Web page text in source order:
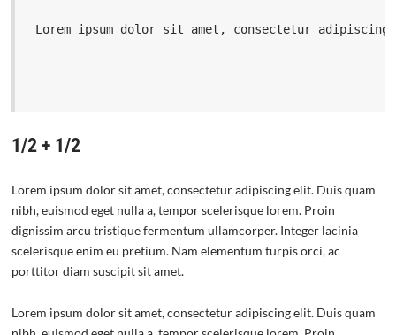
Lorem ipsum dolor sit amet, consectetur
1/2 + 1/2
Lorem ipsum dolor sit amet, consectetur adipiscing elit. Duis quam
nibh, euismod eget nulla a, tempor scelerisque lorem. Proin
dignissim arcu tristique fermentum ullamcorper. Integer lacinia
scelerisque enim eu pretium. Nam elementum turpis orci, ac
porttitor diam suscipit sit amet.
Lorem ipsum dolor sit amet, consectetur adipiscing elit. Duis quam